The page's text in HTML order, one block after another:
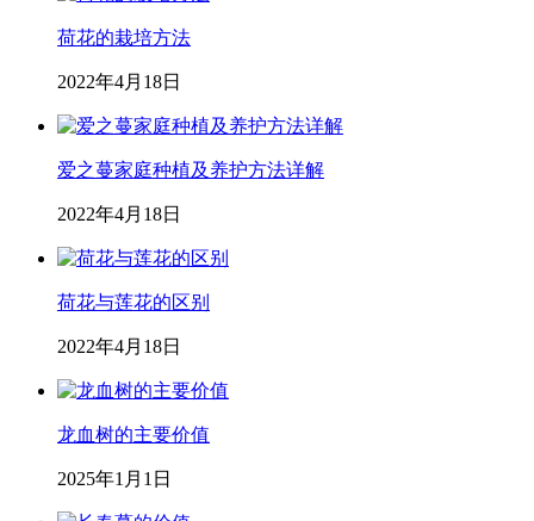
荷花的栽培方法
2022年4月18日
爱之蔓家庭种植及养护方法详解
2022年4月18日
荷花与莲花的区别
2022年4月18日
龙血树的主要价值
2025年1月1日